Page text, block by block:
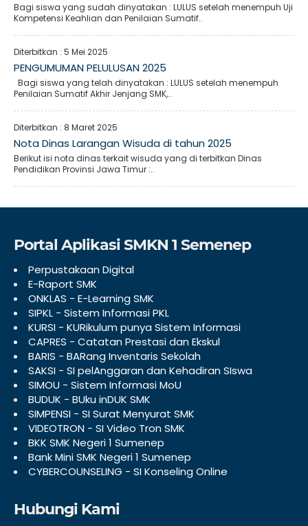
Bagi siswa yang sudah dinyatakan : LULUS setelah menempuh Uji
Kompetensi Keahlian dan Penilaian Sumatif..
Diterbitkan : 5 Mei 2025
PENGUMUMAN PELULUSAN 2025
Bagi siswa yang telah dinyatakan : LULUS setelah menempuh
Penilaian Sumatif Akhir Jenjang SMK,..
Diterbitkan : 8 Maret 2025
Nota Dinas Larangan Wisuda di tahun 2025
Berikut isi nota dinas terkait wisuda yang di terbitkan Dinas
Pendidikan Provinsi Jawa Timur :..
Portal Aplikasi SMKN 1 Semenep
Perpustakaan Digital
E-Raport SMK
ONKLAS - E-Learning SMK
SIPKL - Sistem Informasi PKL
KURSI - KURikulum punya Sistem Informasi
CAPRES - Catatan Prestasi dan Ekskul
BARIS - BARang Inventaris Sekolah
SAKSI - SI pelAnggaran dan Kehadiran SIswa
SIMOU - Sistem Informasi MoU
BUDUK - BUku inDUK SMK
SIMPENSI - SI Surat Menyurat SMK
VIDEOTRON - SI Video Tron SMK
BKK SMK Negeri 1 Sumenep
Bank Mini SMK Negeri 1 Sumenep
CYBERCOUNSELING - SI Konseling Online
Hubungi Kami